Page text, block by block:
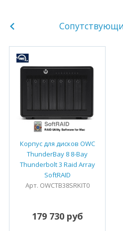
Корпус для дисков OWC
ThunderBay 8 8-Bay
Thunderbolt 3 Raid Array
SoftRAID
Арт. OWCTB38SRKIT0
179 730 руб